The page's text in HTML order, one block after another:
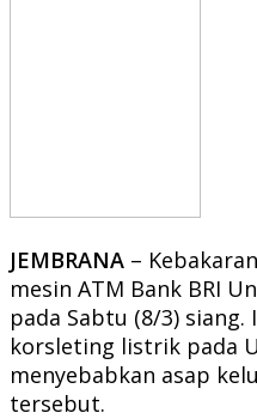
JEMBRANA –
mesin ATM Bank BRI
pada Sabtu (8/3)
korsleting listrik pada
menyebabkan asap
tersebut.